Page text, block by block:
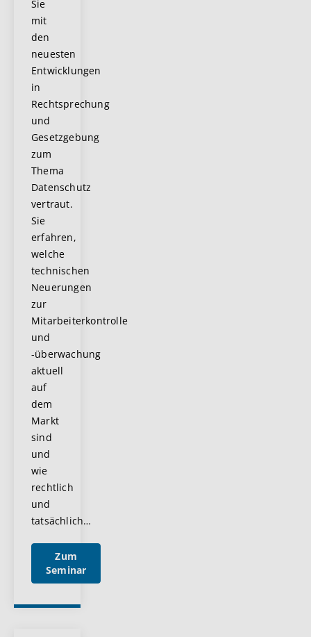
Sie
mit
den
neuesten
Entwicklungen
in
Rechtsprechung
und
Gesetzgebung
zum
Thema
Datenschutz
vertraut.
Sie
erfahren,
welche
technischen
Neuerungen
zur
Mitarbeiterkontrolle
und
-überwachung
aktuell
auf
dem
Markt
sind
und
wie
rechtlich
und
tatsächlich…
Zum
Seminar